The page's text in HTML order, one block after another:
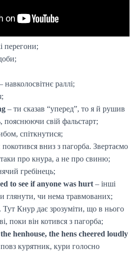
перегони;
навколосвітнє раллі;
– ти сказав “уперед”, то я й рушив
пояснюючи свій фальстарт;
спіткнутися;
покотився вниз з пагорба. Звертаємо
про кнура, а не про свиню;
гребінець;
to see if anyone was hurt – інші
глянути, чи нема травмованих;
Кнур дає зрозуміти, що в нього
поки він котився з пагорба;
henhouse, the hens cheered loudly
курятник, кури голосно